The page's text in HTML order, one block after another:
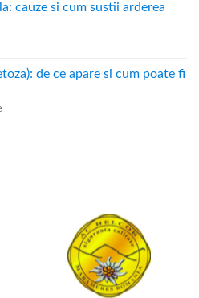
cauze si cum sustii arderea
de ce apare si cum poate fi